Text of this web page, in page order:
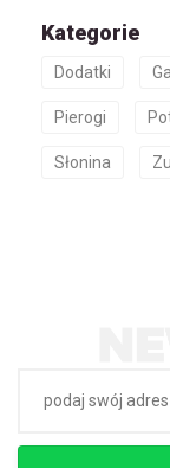
Kategorie
Dodatki
Pierogi
Słonina